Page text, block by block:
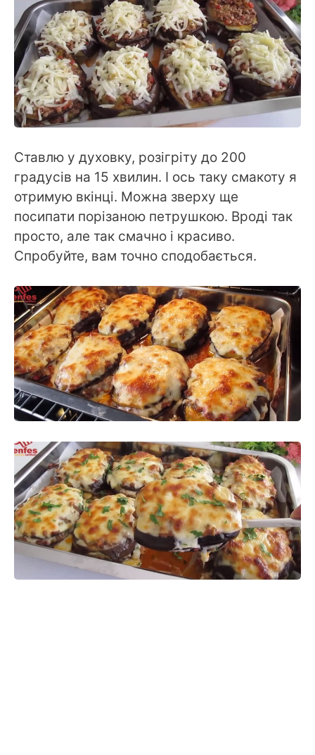
Ставлю у духовку, розігріту до 200
градусів на 15 хвилин. І ось таку смакоту я
отримую вкінці. Можна зверху ще
посипати порізаною петрушкою. Вроді так
просто, але так смачно і красиво.
Спробуйте, вам точно сподобається.